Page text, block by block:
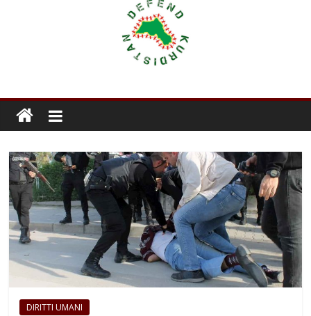
DIRITTI UMANI